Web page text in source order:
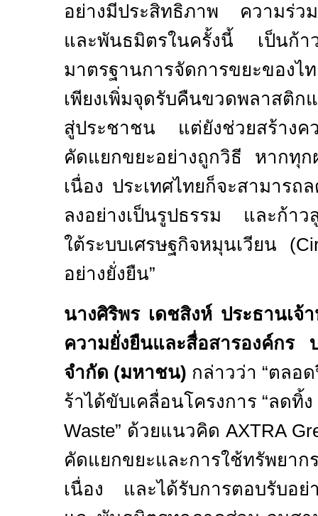
อย่างมีประสิทธิภาพ ความร่
และพันธมิตรในครั้งนี้ เป็นก้า
มาตรฐานการจัดการขยะของ
เพียงเพิ่มจุดรับคืนขวดพลาสติก
สู่ประชาชน แต่ยังช่วยสร้างคว
คัดแยกขยะอย่างถูกวิธี หากทุก
เนื่อง ประเทศไทยก็จะสามาร
ลงอย่างเป็นรูปธรรม และก้าว
ใต้ระบบเศรษฐกิจหมุนเวียน (
อย่างยั่งยืน”
นางศิริพร เดชสิงห์ ประธานเจ้
ความยั่งยืนและสื่อสารองค์ก
จำกัด (มหาชน) กล่าวว่า “ตลอ
ร้าได้ขับเคลื่อนโครงการ “ลดทิ้
Waste” ด้วยแนวคิด AXTRA
คัดแยกขยะและการใช้ทรัพยาก
เนื่อง และได้รับการตอบรับอ